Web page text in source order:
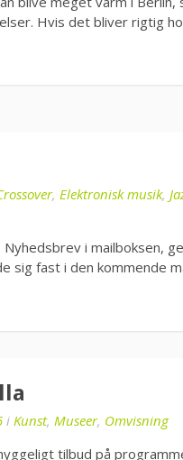
Hvis det bliver rigtig
, Elektronisk musik,
i mailboksen,
sig fast i den kommende
i Kunst, Museer, Omvisning
tilbud på